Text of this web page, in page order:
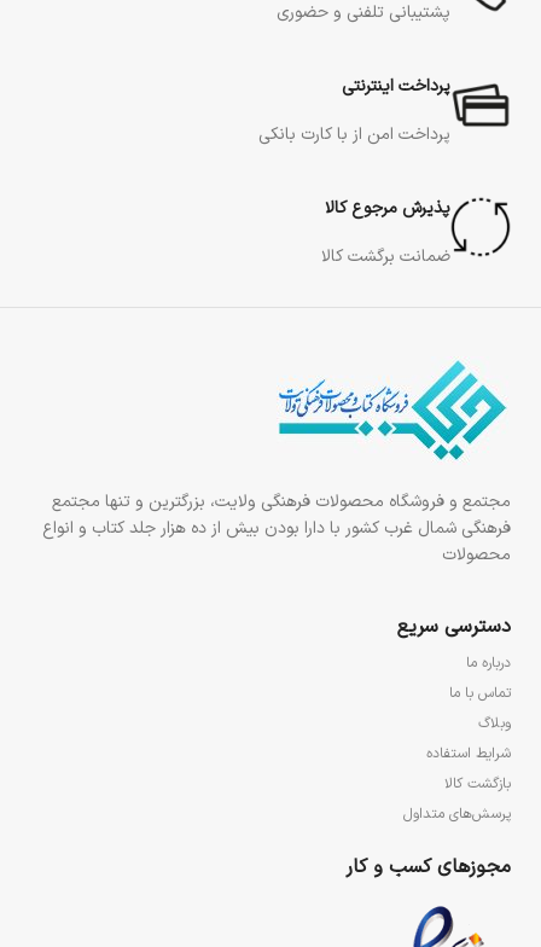
پشتیبانی تلفنی و حضوری
پرداخت اینترنتی
پرداخت امن از با کارت بانکی
پذیرش مرجوع کالا
ضمانت برگشت کالا
مجتمع و فروشگاه محصولات فرهنگی ولایت، بزرگترین و تنها مجتمع
فرهنگی شمال غرب کشور با دارا بودن بیش از ده هزار جلد کتاب و انواع
محصولات
دسترسی سریع
درباره ما
تماس با ما
وبلاگ
شرایط استفاده
بازگشت کالا
پرسش‌های متداول
مجوزهای کسب و کار